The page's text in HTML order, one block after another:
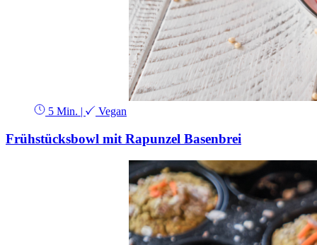
5 Min. | Vegan
Frühstücksbowl mit Rapunzel Basenbrei